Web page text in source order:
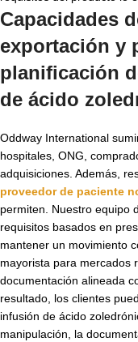
Capacidades
exportación y
planificación
de ácido
Oddway International
hospitales, ONG,
adquisiciones. Además,
proveedor de paciente
permiten. Nuestro equipo
requisitos basados en
mantener un movimiento
mayorista para mercados
documentación alineada
resultado, los clientes
infusión de ácido
manipulación, la